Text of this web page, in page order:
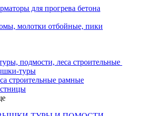
для прогрева бетона
молотки отбойные, пики
подмости, леса строительные
туры
строительные рамные